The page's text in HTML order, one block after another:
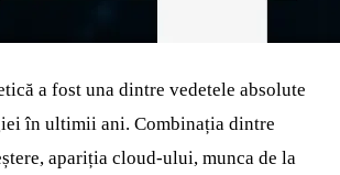
a fost una dintre vedetele absolute
în ultimii ani. Combinația dintre
apariția cloud-ului, munca de la